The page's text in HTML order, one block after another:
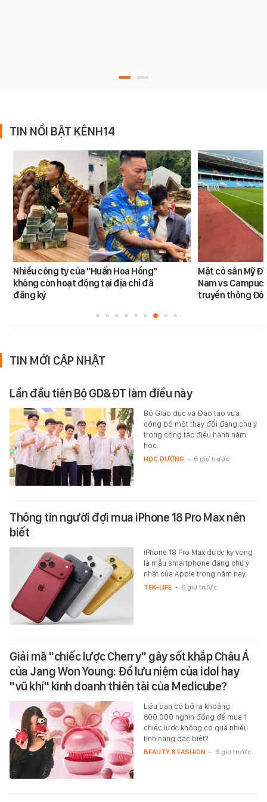
TIN NỔI BẬT KÊNH14
Nhiều công ty của "Huấn Hoa Hồng"
không còn hoạt động tại địa chỉ đã
đăng ký
Mặt cỏ sân Mỹ
Nam vs
truyền thông
TIN MỚI CẬP NHẬT
Lần đầu tiên Bộ GD&ĐT làm điều này
Bộ Giáo dục và Đào tạo vừa
công bố một thay đổi đáng chú ý
trong công tác điều hành năm
học.
HỌC ĐƯỜNG - 6 giờ trước
Thông tin người đợi mua iPhone 18 Pro Max nên
biết
iPhone 18 Pro Max được kỳ vọng
là mẫu smartphone đáng chú ý
nhất của Apple trong năm nay.
TEK-LIFE - 6 giờ trước
Giải mã "chiếc lược Cherry" gây sốt khắp Châu Á
của Jang Won Young: Đồ lưu niệm của idol hay
"vũ khí" kinh doanh thiên tài của Medicube?
Liệu bạn có bỏ ra khoảng
600.000 nghìn đồng để mua 1
chiếc lược không có quá nhiều
tính năng đặc biệt?
BEAUTY & FASHION - 6 giờ trước